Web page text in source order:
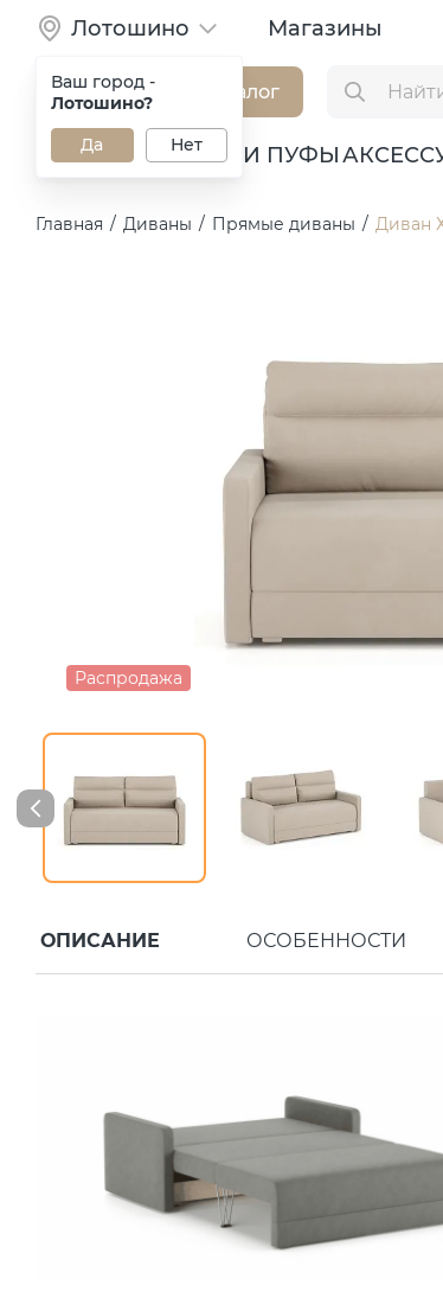
Лотошино
Ваш город -
Лотошино?
Да
Нет
Магазины
Каталог
ДИВАНЫ КРЕСЛА И ПУФЫ
Главная / Диваны / Прямые диваны / Диван
Распродажа
ОПИСАНИЕ ОСОБЕННОСТИ